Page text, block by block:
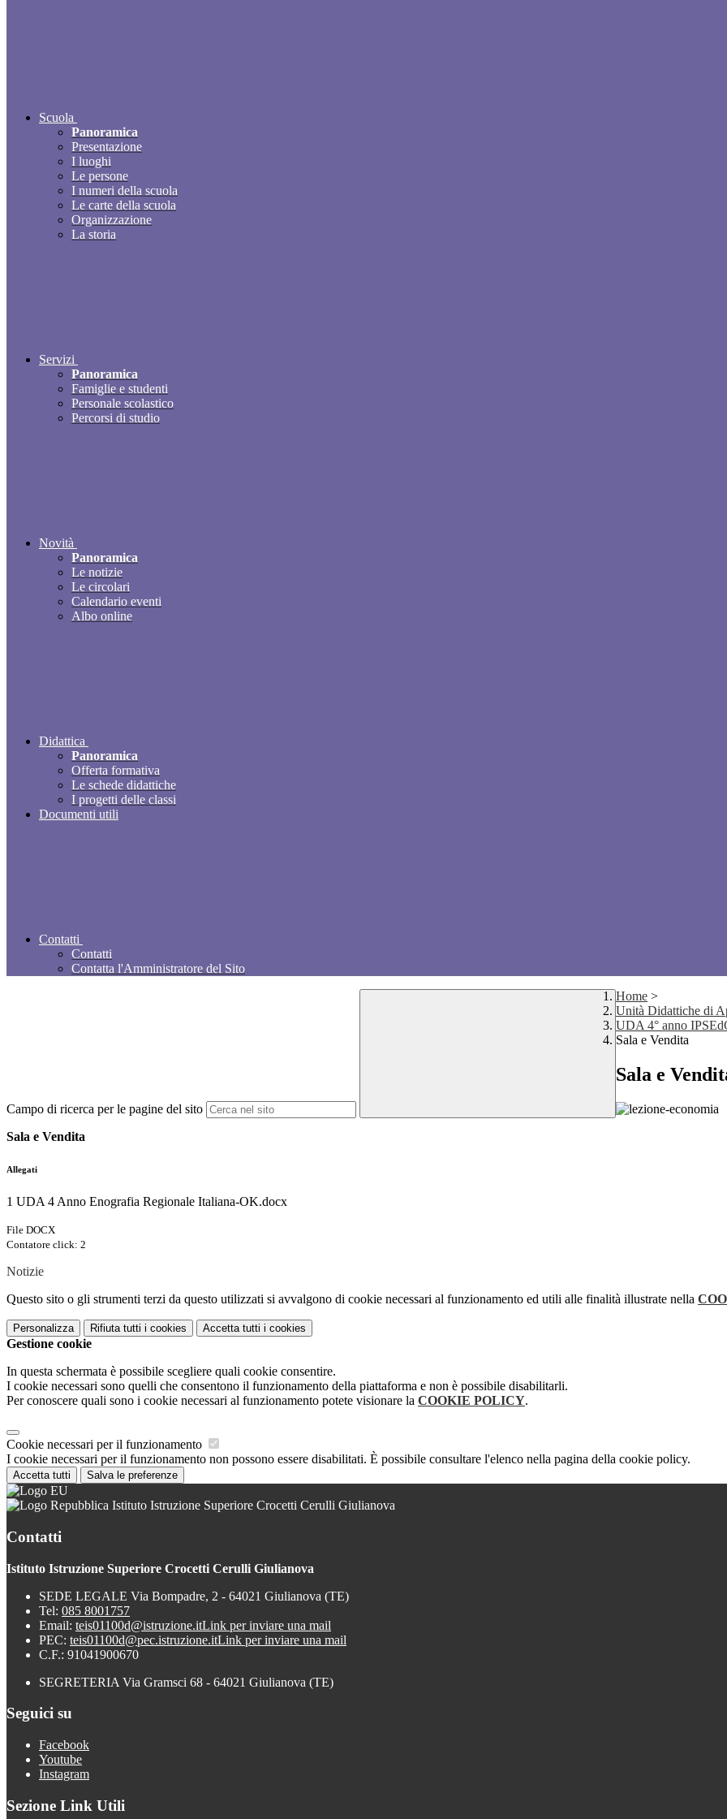
Scuola
Panoramica
Presentazione
I luoghi
Le persone
I numeri della scuola
Le carte della scuola
Organizzazione
La storia
Servizi
Panoramica
Famiglie e studenti
Personale scolastico
Percorsi di studio
Novità
Panoramica
Le notizie
Le circolari
Calendario eventi
Albo online
Didattica
Panoramica
Offerta formativa
Le schede didattiche
I progetti delle classi
Documenti utili
Contatti
Contatti
Contatta l'Amministratore del Sito
Campo di ricerca per le pagine del sito
Home >
Unità Didattiche di
UDA 4° anno
Sala e Vendita
Sala e
Sala e Vendita
Allegati
1 UDA 4 Anno Enografia Regionale Italiana-OK.docx
File DOCX
Contatore click: 2
Notizie
Questo sito o gli strumenti terzi da questo utilizzati si avvalgono di cookie necessari al funzionamento ed utili alle finalità illustrate nella
Personalizza Rifiuta tutti i cookies Accetta tutti i cookies
Gestione cookie
In questa schermata è possibile scegliere quali cookie consentire.
I cookie necessari sono quelli che consentono il funzionamento della piattaforma e non è possibile disabilitarli.
Per conoscere quali sono i cookie necessari al funzionamento potete visionare la COOKIE POLICY.
Cookie necessari per il funzionamento
I cookie necessari per il funzionamento non possono essere disabilitati. È possibile consultare l'elenco nella pagina della cookie policy.
Accetta tutti Salva le preferenze
Istituto Istruzione Superiore Crocetti Cerulli Giulianova
Contatti
Istituto Istruzione Superiore Crocetti Cerulli Giulianova
SEDE LEGALE Via Bompadre, 2 - 64021 Giulianova (TE)
Tel: 085 8001757
Email: teis01100d@istruzione.itLink per inviare una mail
PEC: teis01100d@pec.istruzione.itLink per inviare una mail
C.F.: 91041900670
SEGRETERIA Via Gramsci 68 - 64021 Giulianova (TE)
Seguici su
Facebook
Youtube
Instagram
Sezione Link Utili